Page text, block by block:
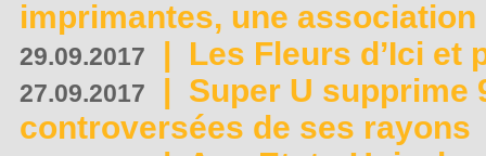
imprimantes, une
29.09.2017 | Les Fleurs d’Ici et
27.09.2017 | Super U supprime
controversées de ses rayons